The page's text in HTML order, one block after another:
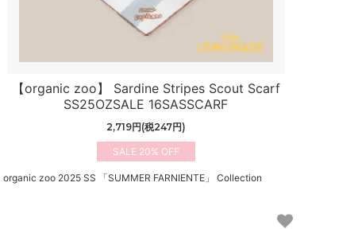
【organic zoo】 Sardine Stripes Scout Scarf
SS25OZSALE 16SASSCARF
2,719円(税247円)
20%
organic zoo 2025 SS 「SUMMER FARNIENTE」 Collection